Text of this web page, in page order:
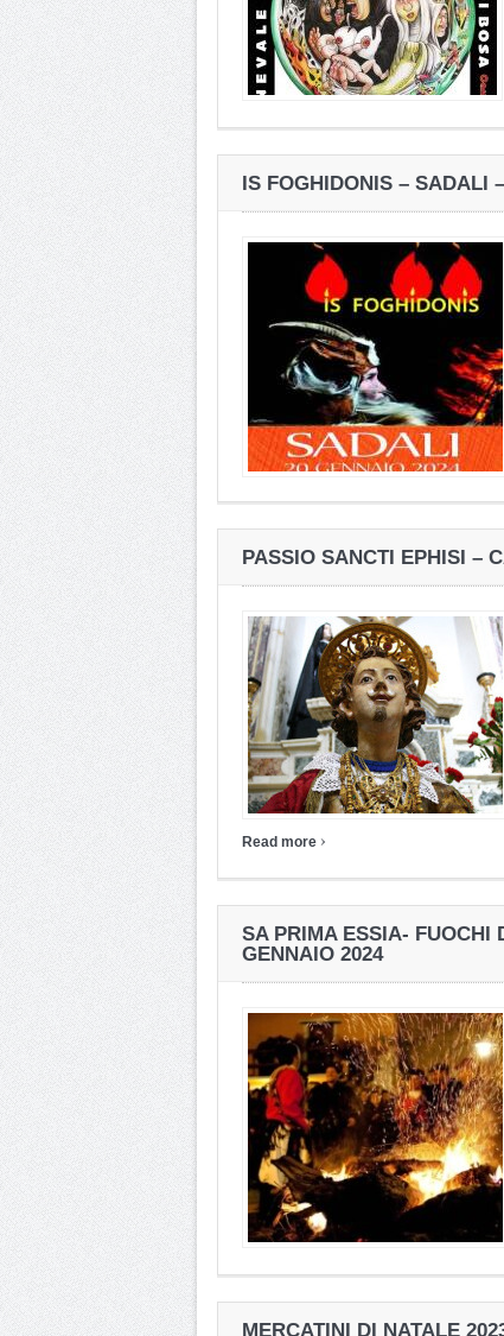
IS FOGHIDONIS – SADALI
PASSIO SANCTI EPHISI –
Read more ›
SA PRIMA ESSIA- FUOCHI
GENNAIO 2024
MERCATINI DI NATALE